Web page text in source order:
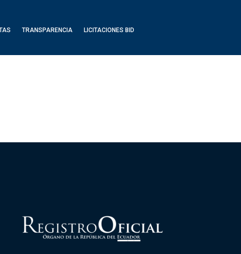
TRANSPARENCIA LICITACIONES BID